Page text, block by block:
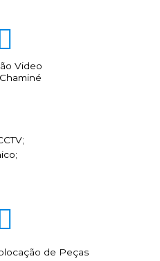
Video
de Peças